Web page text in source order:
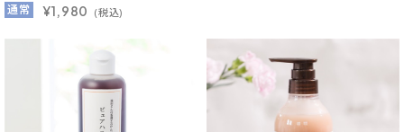
通常 ¥1,980 (税込)